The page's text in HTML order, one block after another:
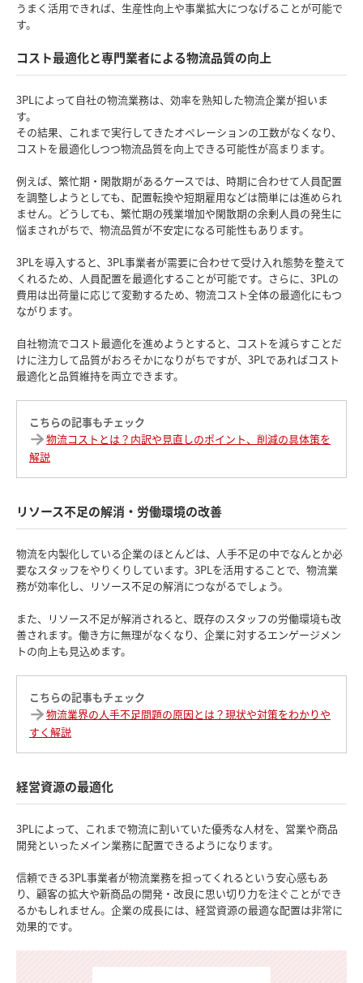
うまく活用できれば、生産性向上や事業拡大につなげることが可能で
す。
コスト最適化と専門業者による物流品質の向上
3PLによって自社の物流業務は、効率を熟知した物流企業が担いま
す。
その結果、これまで実行してきたオペレーションの工数がなくなり、
コストを最適化しつつ物流品質を向上できる可能性が高まります。
例えば、繁忙期・閑散期があるケースでは、時期に合わせて人員配置
を調整しようとしても、配置転換や短期雇用などは簡単には進められ
ません。どうしても、繁忙期の残業増加や閑散期の余剰人員の発生に
悩まされがちで、物流品質が不安定になる可能性もあります。
3PLを導入すると、3PL事業者が需要に合わせて受け入れ態勢を整えて
くれるため、人員配置を最適化することが可能です。さらに、3PLの
費用は出荷量に応じて変動するため、物流コスト全体の最適化にもつ
ながります。
自社物流でコスト最適化を進めようとすると、コストを減らすことだ
けに注力して品質がおろそかになりがちですが、3PLであればコスト
最適化と品質維持を両立できます。
こちらの記事もチェック
物流コストとは？内訳や見直しのポイント、削減の具体策を
解説
リソース不足の解消・労働環境の改善
物流を内製化している企業のほとんどは、人手不足の中でなんとか必
要なスタッフをやりくりしています。3PLを活用することで、物流業
務が効率化し、リソース不足の解消につながるでしょう。
また、リソース不足が解消されると、既存のスタッフの労働環境も改
善されます。働き方に無理がなくなり、企業に対するエンゲージメン
トの向上も見込めます。
こちらの記事もチェック
物流業界の人手不足問題の原因とは？現状や対策をわかりや
すく解説
経営資源の最適化
3PLによって、これまで物流に割いていた優秀な人材を、営業や商品
開発といったメイン業務に配置できるようになります。
信頼できる3PL事業者が物流業務を担ってくれるという安心感もあ
り、顧客の拡大や新商品の開発・改良に思い切り力を注ぐことができ
るかもしれません。企業の成長には、経営資源の最適な配置は非常に
効果的です。